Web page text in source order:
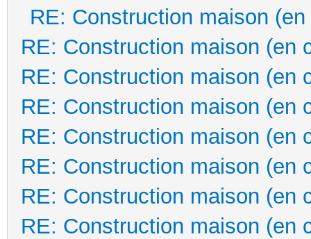
RE: Construction maison
RE: Construction maison (en
RE: Construction maison (en
RE: Construction maison (en
RE: Construction maison (en
RE: Construction maison (en
RE: Construction maison (en
RE: Construction maison (en